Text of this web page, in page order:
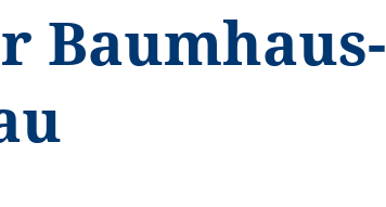
Baumhaus-